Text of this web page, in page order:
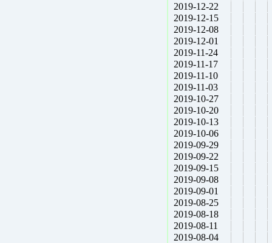
2019-12-22
2019-12-15
2019-12-08
2019-12-01
2019-11-24
2019-11-17
2019-11-10
2019-11-03
2019-10-27
2019-10-20
2019-10-13
2019-10-06
2019-09-29
2019-09-22
2019-09-15
2019-09-08
2019-09-01
2019-08-25
2019-08-18
2019-08-11
2019-08-04